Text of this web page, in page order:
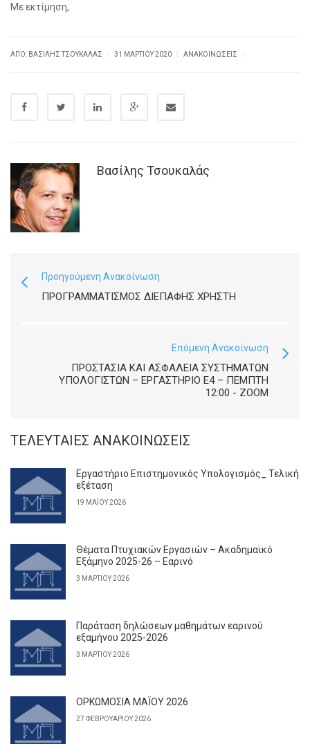
Με εκτίμηση,
ΑΠΌ: ΒΑΣΊΛΗΣ ΤΣΟΥΚΑΛΆΣ 31 ΜΑΡΤΊΟΥ 2020 ΑΝΑΚΟΙΝΏΣΕΙΣ
Βασίλης Τσουκαλάς
Προηγούμενη Ανακοίνωση
ΠΡΟΓΡΑΜΜΑΤΙΣΜΌΣ ΔΙΕΠΑΦΉΣ ΧΡΉΣΤΗ
Επόμενη Ανακοίνωση
ΠΡΟΣΤΑΣΙΑ ΚΑΙ ΑΣΦΑΛΕΙΑ ΣΥΣΤΗΜΑΤΩΝ
ΥΠΟΛΟΓΙΣΤΩΝ – ΕΡΓΑΣΤΉΡΙΟ Ε4 – ΠΈΜΠΤΗ
12:00 - ZOOM
ΤΕΛΕΥΤΑΊΕΣ ΑΝΑΚΟΙΝΏΣΕΙΣ
Εργαστήριο Επιστημονικός Υπολογισμός_ Τελική
εξέταση
19 ΜΑΪ́ΟΥ 2026
Θέματα Πτυχιακών Εργασιών – Ακαδημαϊκό
Εξάμηνο 2025-26 – Εαρινό
3 ΜΑΡΤΊΟΥ 2026
Παράταση δηλώσεων μαθημάτων εαρινού
εξαμήνου 2025-2026
3 ΜΑΡΤΊΟΥ 2026
ΟΡΚΩΜΟΣΙΑ ΜΑΪΟΥ 2026
27 ΦΕΒΡΟΥΑΡΊΟΥ 2026